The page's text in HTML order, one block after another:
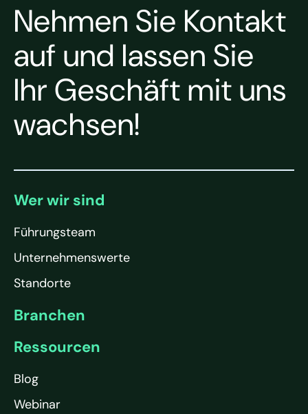
Nehmen Sie Kontakt
auf und lassen Sie
Ihr Geschäft mit uns
wachsen!
Wer wir sind
Führungsteam
Unternehmenswerte
Standorte
Branchen
Ressourcen
Blog
Webinar